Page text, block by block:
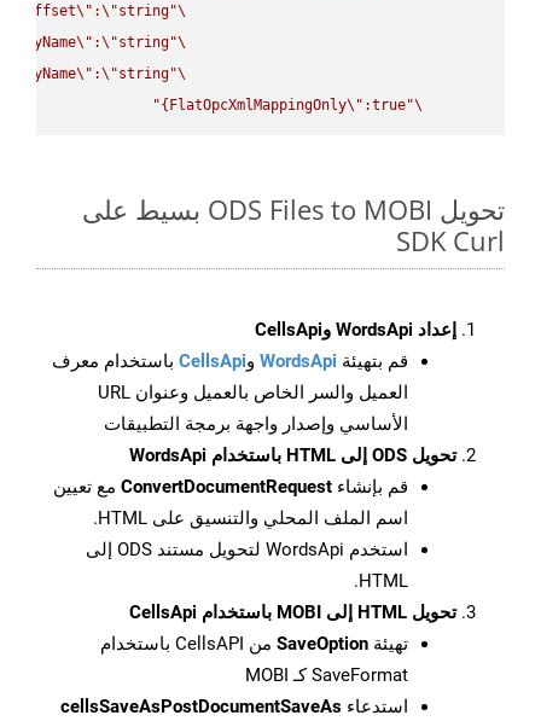
\"
\" :\"string
\"
\" :\"string
\"
\" :\"string
\"
FlatOpcXmlMappingOnly\" :true}"
تحويل ODS Files to MOBI بسيط على
SDK Curl
إعداد WordsApi وCellsApi
قم بتهيئة WordsApi وCellsApi باستخدام معرف
العميل والسر الخاص بالعميل وعنوان URL
الأساسي وإصدار واجهة برمجة التطبيقات
تحويل ODS إلى HTML باستخدام WordsApi
قم بإنشاء ConvertDocumentRequest مع تعيين
اسم الملف المحلي والتنسيق على HTML.
استخدم WordsApi لتحويل مستند ODS إلى
HTML.
تحويل HTML إلى MOBI باستخدام CellsApi
تهيئة SaveOption
من CellsAPI باستخدام
SaveFormat كـ MOBI
استدعاء cellsSaveAsPostDocumentSaveAs